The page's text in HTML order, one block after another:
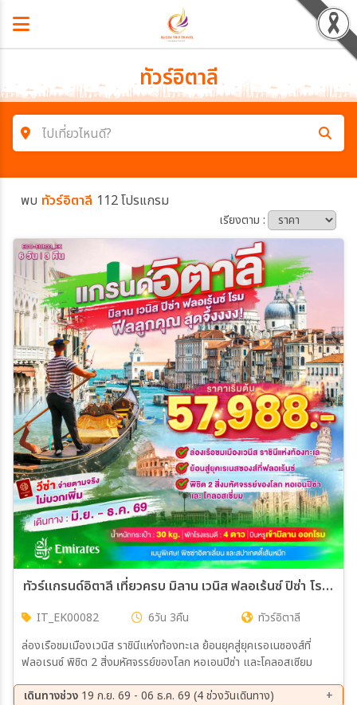
ทัวร์อิตาลี
ไปเที่ยวไหนดี?
ค้นหาโปรแกรมทัวร์
โซน
ประเทศ
เมือง
สายการบิน
ตั้งแต่วันที่
ถึงวันที่
เฉพาะเดือน
เฉพาะเทศกาล
พบ ทัวร์อิตาลี 112 โปรแกรม
เรียงตาม :
ทัวร์แกรนด์อิตาลี เที่ยวครบ มิลาน เวนิส ฟลอเร้นซ์ ปิซ่า โรม 6วัน 3คืน (EK)
IT_EK00082 6วัน 3คืน
ทัวร์อิตาลี
ล่องเรือชมเมืองเวนิส ราชินีแห่งท้องทะเล ย้อนยุคสู่ยุคเรอเนซองส์ที่
ฟลอเรนซ์ พิชิต 2 สิ่งมหัศจรรย์ของโลก หอเอนปิซ่า และโคลอสเซียม
เดินทางช่วง 19 ก.ย. 69 - 06 ธ.ค. 69 (4 ช่วงวันเดินทาง)